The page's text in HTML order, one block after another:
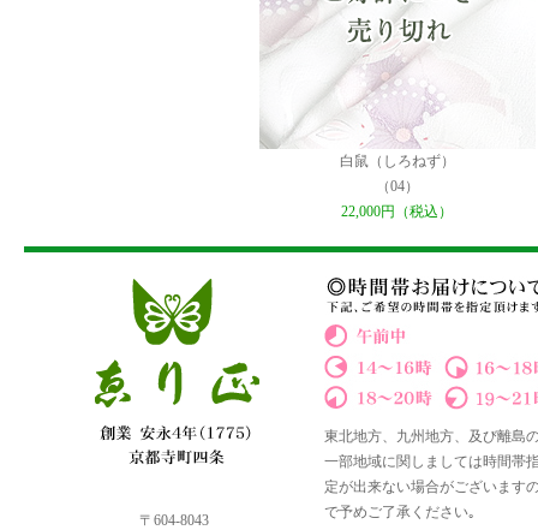
白鼠（しろねず）
（04）
22,000円（税込）
〒604-8043
東北地方、九州地方、及び離島
一部地域に関しましては時間帯
定が出来ない場合がございます
で予めご了承ください｡